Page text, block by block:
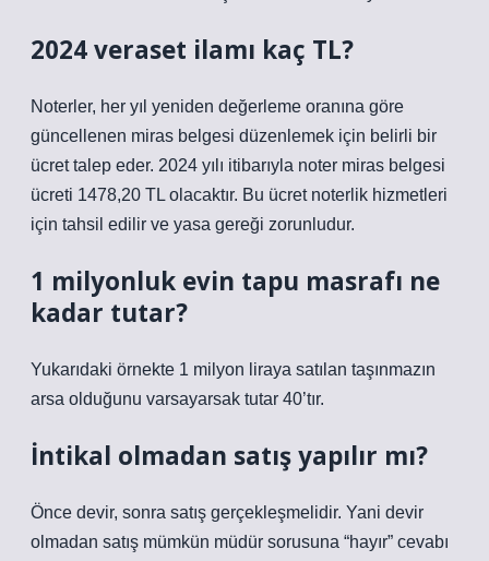
2024 veraset ilamı kaç TL?
Noterler, her yıl yeniden değerleme oranına göre
güncellenen miras belgesi düzenlemek için belirli bir
ücret talep eder. 2024 yılı itibarıyla noter miras belgesi
ücreti 1478,20 TL olacaktır. Bu ücret noterlik hizmetleri
için tahsil edilir ve yasa gereği zorunludur.
1 milyonluk evin tapu masrafı ne
kadar tutar?
Yukarıdaki örnekte 1 milyon liraya satılan taşınmazın
arsa olduğunu varsayarsak tutar 40’tır.
İntikal olmadan satış yapılır mı?
Önce devir, sonra satış gerçekleşmelidir. Yani devir
olmadan satış mümkün müdür sorusuna “hayır” cevabı